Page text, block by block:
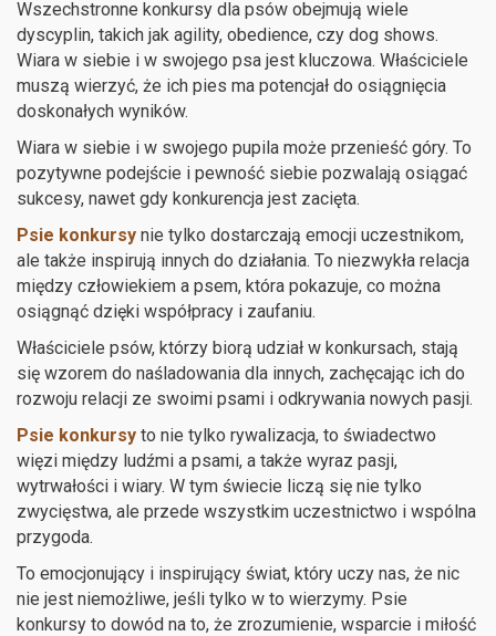
Wszechstronne konkursy dla psów obejmują wiele
dyscyplin, takich jak agility, obedience, czy dog shows.
Wiara w siebie i w swojego psa jest kluczowa. Właściciele
muszą wierzyć, że ich pies ma potencjał do osiągnięcia
doskonałych wyników.
Wiara w siebie i w swojego pupila może przenieść góry. To
pozytywne podejście i pewność siebie pozwalają osiągać
sukcesy, nawet gdy konkurencja jest zacięta.
Psie konkursy nie tylko dostarczają emocji uczestnikom,
ale także inspirują innych do działania. To niezwykła relacja
między człowiekiem a psem, która pokazuje, co można
osiągnąć dzięki współpracy i zaufaniu.
Właściciele psów, którzy biorą udział w konkursach, stają
się wzorem do naśladowania dla innych, zachęcając ich do
rozwoju relacji ze swoimi psami i odkrywania nowych pasji.
Psie konkursy to nie tylko rywalizacja, to świadectwo
więzi między ludźmi a psami, a także wyraz pasji,
wytrwałości i wiary. W tym świecie liczą się nie tylko
zwycięstwa, ale przede wszystkim uczestnictwo i wspólna
przygoda.
To emocjonujący i inspirujący świat, który uczy nas, że nic
nie jest niemożliwe, jeśli tylko w to wierzymy. Psie
konkursy to dowód na to, że zrozumienie, wsparcie i miłość